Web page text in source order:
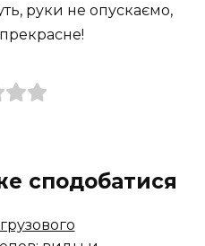
руки не опускаємо,
сподобатися